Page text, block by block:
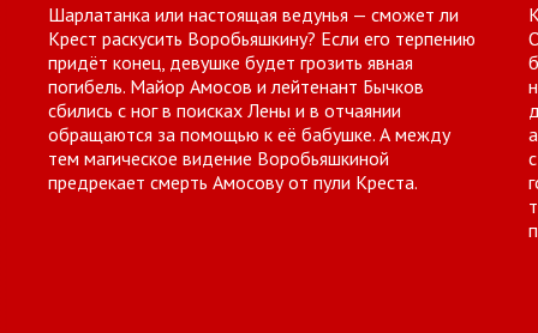
Шарлатанка или настоящая ведунья — сможет ли
Крест раскусить Воробьяшкину? Если его терпению
придёт конец, девушке будет грозить явная
погибель. Майор Амосов и лейтенант Бычков
сбились с ног в поисках Лены и в отчаянии
обращаются за помощью к её бабушке. А между
тем магическое видение Воробьяшкиной
предрекает смерть Амосову от пули Креста.